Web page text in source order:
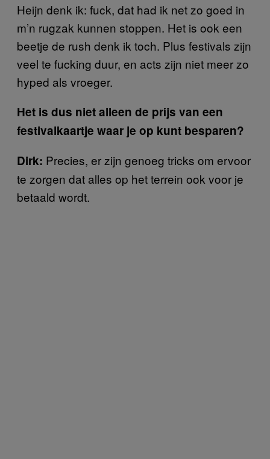
Heijn denk ik: fuck, dat had ik net zo goed in
m’n rugzak kunnen stoppen. Het is ook een
beetje de rush denk ik toch. Plus festivals zijn
veel te fucking duur, en acts zijn niet meer zo
hyped als vroeger.
Het is dus niet alleen de prijs van een
festivalkaartje waar je op kunt besparen?
Dirk: Precies, er zijn genoeg tricks om ervoor
te zorgen dat alles op het terrein ook voor je
betaald wordt.